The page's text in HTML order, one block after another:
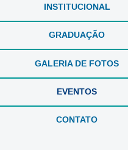
INSTITUCIONAL
GRADUAÇÃO
GALERIA DE FOTOS
EVENTOS
CONTATO